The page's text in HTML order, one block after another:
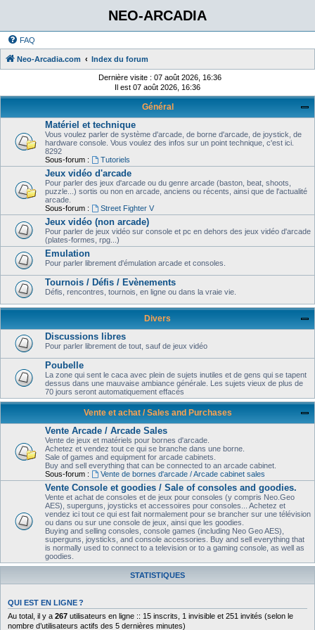
NEO-ARCADIA
FAQ
Neo-Arcadia.com Index du forum
Dernière visite : 07 août 2026, 16:36
Il est 07 août 2026, 16:36
Général
Matériel et technique
Vous voulez parler de système d'arcade, de borne d'arcade, de joystick, de
hardware console. Vous voulez des infos sur un point technique, c'est ici.
8292
Sous-forum :
Tutoriels
Jeux vidéo d'arcade
Pour parler des jeux d'arcade ou du genre arcade (baston, beat, shoots,
puzzle...) sortis ou non en arcade, anciens ou récents, ainsi que de l'actualité
arcade.
Sous-forum :
Street Fighter V
Jeux vidéo (non arcade)
Pour parler de jeux vidéo sur console et pc en dehors des jeux vidéo d'arcade
(plates-formes, rpg...)
Emulation
Pour parler librement d'émulation arcade et consoles.
Tournois / Défis / Evènements
Défis, rencontres, tournois, en ligne ou dans la vraie vie.
Divers
Discussions libres
Pour parler librement de tout, sauf de jeux vidéo
Poubelle
La zone qui sent le caca avec plein de sujets inutiles et de gens qui se tapent
dessus dans une mauvaise ambiance générale. Les sujets vieux de plus de
70 jours seront automatiquement effacés
Vente et achat / Sales and Purchases
Vente Arcade / Arcade Sales
Vente de jeux et matériels pour bornes d'arcade.
Achetez et vendez tout ce qui se branche dans une borne.
Sale of games and equipment for arcade cabinets.
Buy and sell everything that can be connected to an arcade cabinet.
Sous-forum :
Vente de bornes d'arcade / Arcade cabinet sales
Vente Console et goodies / Sale of consoles and goodies.
Vente et achat de consoles et de jeux pour consoles (y compris Neo.Geo
AES), superguns, joysticks et accessoires pour consoles... Achetez et
vendez ici tout ce qui est fait normalement pour se brancher sur une télévision
ou dans ou sur une console de jeux, ainsi que les goodies.
Buying and selling consoles, console games (including Neo Geo AES),
superguns, joysticks, and console accessories. Buy and sell everything that
is normally used to connect to a television or to a gaming console, as well as
goodies.
STATISTIQUES
QUI EST EN LIGNE ?
Au total, il y a 267 utilisateurs en ligne :: 15 inscrits, 1 invisible et 251 invités (selon le
nombre d’utilisateurs actifs des 5 dernières minutes)